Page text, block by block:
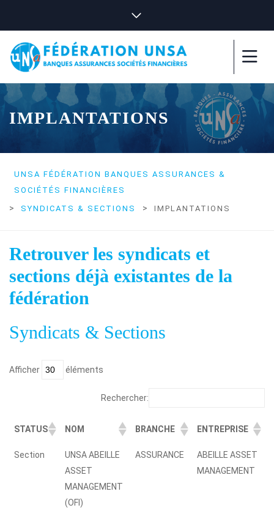
IMPLANTATIONS
UNSA FÉDÉRATION BANQUES ASSURANCES &
SOCIÉTÉS FINANCIÈRES
> SYNDICATS & SECTIONS > IMPLANTATIONS
Retrouver les syndicats et
sections déjà existantes de la
fédération
Syndicats & Sections
Afficher éléments
Rechercher:
STATUS NOM BRANCHE ENTREPRISE
STATUS NOM BRANCHE ENTREPRISE
Section
UNSA ABEILLE
ASSET
MANAGEMENT
(OFI)
ASSURANCE
ABEILLE ASSET
MANAGEMENT